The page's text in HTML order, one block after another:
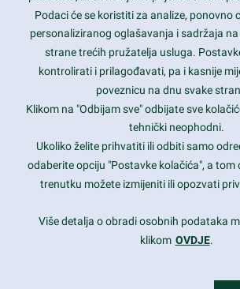
Contact Info
1600 Amphitheatre Parkway, Mountain
prothemes.net@gmail.com
Daily: 9:00 am - 6:00 pm
Sunday: Closed
Copyright 2017FRESHFACE© All Rights Reserved
Podaci će se koristiti za analize, ponovno
personaliziranog oglašavanja i sadržaja
strane trećih pružatelja usluga.
kontrolirati i prilagođavati, pa i kasnije
poveznicu na dnu svake
Klikom na "Odbijam sve" odbijate sve
tehnički neophodni.
Ukoliko želite prihvatiti ili odbiti samo
odaberite opciju "Postavke kolačića", a tom
trenutku možete izmijeniti ili opozvati
Više detalja o obradi osobnih podataka
klikom OVDJE.